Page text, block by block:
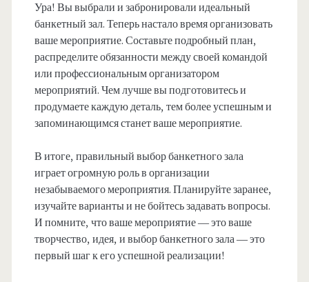
Ура! Вы выбрали и забронировали идеальный
банкетный зал. Теперь настало время организовать
ваше мероприятие. Составьте подробный план,
распределите обязанности между своей командой
или профессиональным организатором
мероприятий. Чем лучше вы подготовитесь и
продумаете каждую деталь, тем более успешным и
запоминающимся станет ваше мероприятие.
В итоге, правильный выбор банкетного зала
играет огромную роль в организации
незабываемого мероприятия. Планируйте заранее,
изучайте варианты и не бойтесь задавать вопросы.
И помните, что ваше мероприятие — это ваше
творчество, идея, и выбор банкетного зала — это
первый шаг к его успешной реализации!